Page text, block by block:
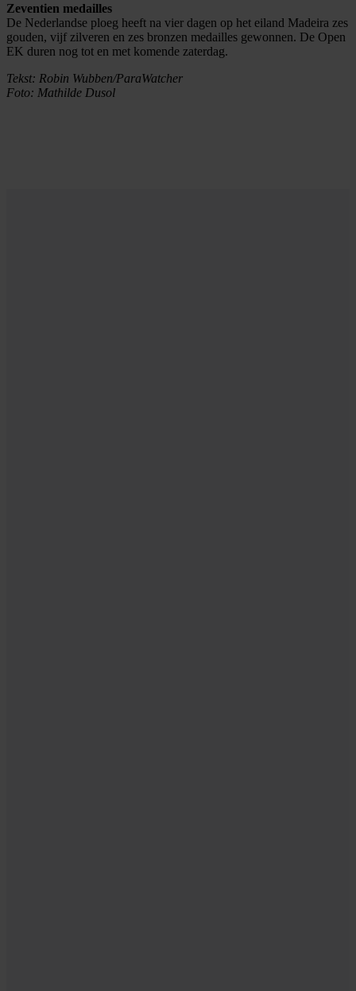
Zeventien medailles
De Nederlandse ploeg heeft na vier dagen op het eiland Madeira zes
gouden, vijf zilveren en zes bronzen medailles gewonnen. De Open
EK duren nog tot en met komende zaterdag.
Tekst: Robin Wubben/ParaWatcher
Foto: Mathilde Dusol